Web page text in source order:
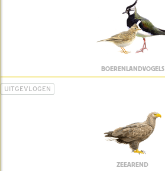
BOERENLANDVOGELS
UITGEVLOGEN
ZEEAREND